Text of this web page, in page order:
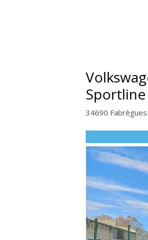
Sportline
34690 Fabrègues